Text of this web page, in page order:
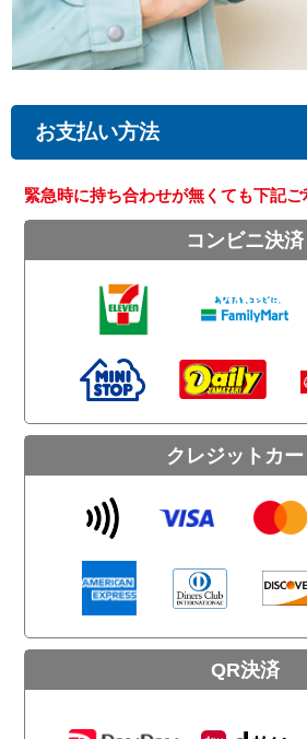
お支払い方法
緊急時に持ち合わせが無くても下記ご
コンビニ決済
クレジットカー
QR決済